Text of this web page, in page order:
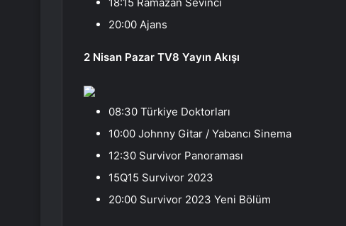
20:00 Ajans
2 Nisan Pazar TV8 Yayın Akışı
08:30 Türkiye Doktorları
10:00 Johnny Gitar / Yabancı Sinema
12:30 Survivor Panoraması
15Q15 Survivor 2023
20:00 Survivor 2023 Yeni Bölüm